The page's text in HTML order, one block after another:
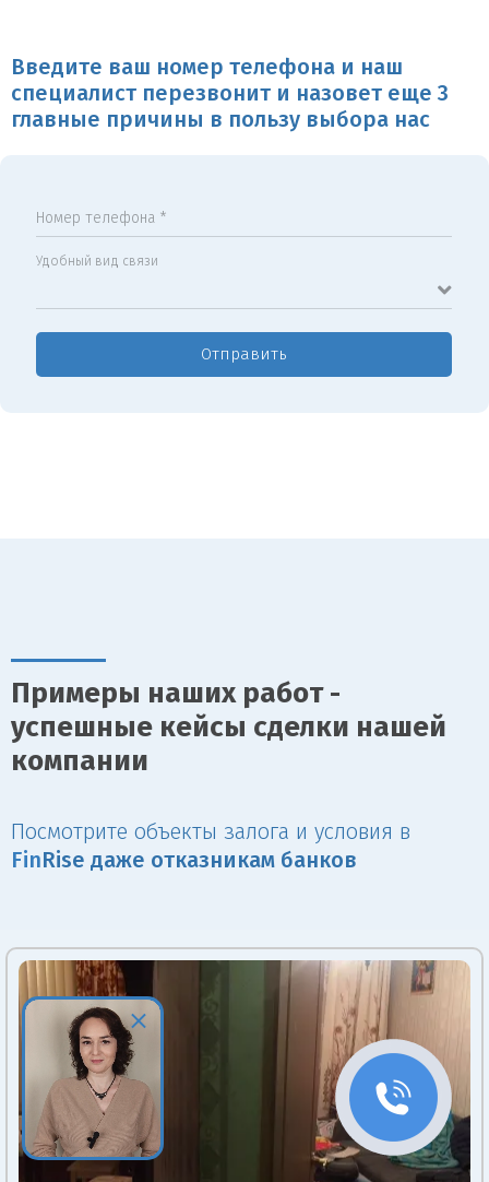
Введите ваш номер телефона и наш
специалист перезвонит и назовет еще 3
главные причины в пользу выбора нас
Номер телефона *
Удобный вид связи
Отправить
Примеры наших работ -
успешные кейсы сделки нашей
компании
Посмотрите объекты залога и условия в
Fin Rise даже отказникам банков